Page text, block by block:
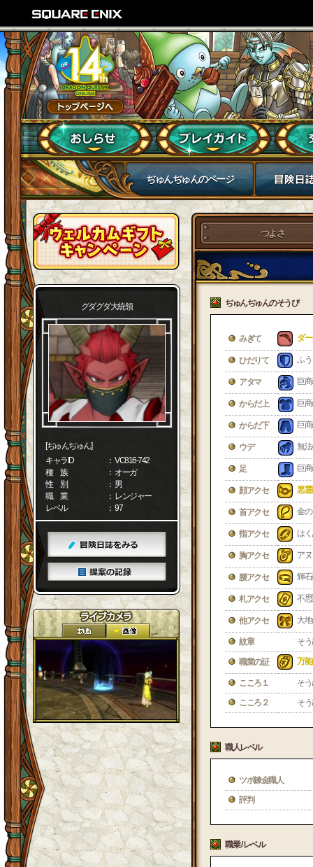
ぢゅんぢゅんのページ
グダグダ大統領
[ぢゅんぢゅん]
キャラID
： VC816-742
種 族
： オーガ
性 別
： 男
職 業
： レンジャー
レベル
： 97
つよさ
ぢゅんぢゅんのそうび
みぎて ダ
ひだりて ふ
アタマ 巨
からだ上 巨
からだ下 巨
ウデ 無
足 巨
顔アクセ 悪
首アクセ 金
指アクセ は
胸アクセ ア
腰アクセ 輝
札アクセ 不
他アクセ 大
紋章 そ
職業の証 万
こころ１
そ
こころ２
そ
職人レベル
ツボ錬金職人
評判
職業 / レベル